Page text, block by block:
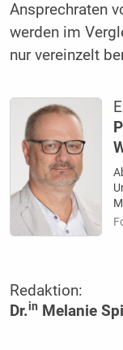
Ansprechraten
werden im
nur vereinzelt
Redaktion:
Dr.in Melanie